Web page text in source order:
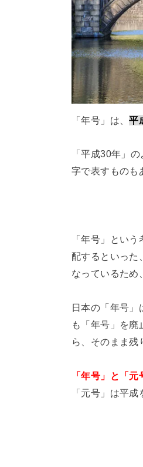
「年号」は、平
「平成30年」
字で表すものも
「年号」とい
配するといった
なっているため
日本の「年号」
も「年号」を
ら、そのまま残
「年号」と「
「元号」は平